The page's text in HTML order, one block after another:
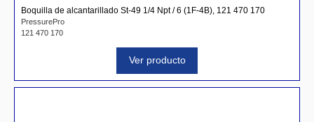
Boquilla de alcantarillado St-49 1/4 Npt / 6 (1F-4B), 121 470 170
PressurePro
121 470 170
Ver producto